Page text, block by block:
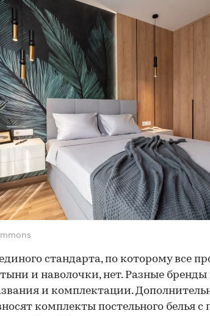
стандарта, по которому все
и наволочки, нет. Разные бренды
и комплектации.
комплекты постельного белья с